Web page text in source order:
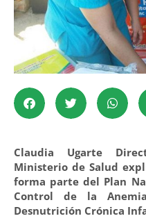
Claudia Ugarte
Ministerio de Salud
forma parte del Plan
Control de la
Desnutrición Crónica